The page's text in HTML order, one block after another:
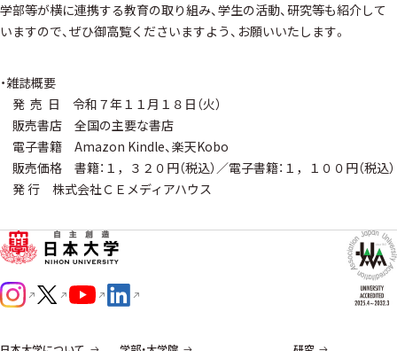
学部等が横に連携する教育の取り組み、学生の活動、研究等も紹介して
いますので、ぜひ御高覧くださいますよう、お願いいたします。
・雑誌概要
発 売 日 令和７年１１月１８日（火）
販売書店 全国の主要な書店
電子書籍 Amazon Kindle、楽天Kobo
販売価格 書籍：１，３２０円（税込）／電子書籍：１，１００円（税込）
発 行 株式会社ＣＥメディアハウス